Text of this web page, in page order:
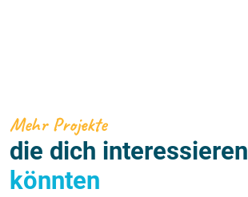
Mehr Projekte
die dich interessieren
könnten